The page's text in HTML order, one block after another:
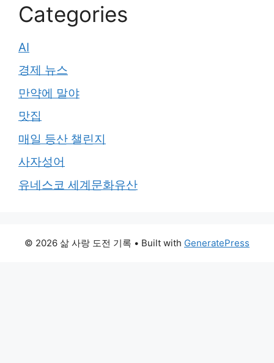
Categories
AI
경제 뉴스
만약에 말야
맛집
매일 등산 챌린지
사자성어
유네스코 세계문화유산
© 2026 삶 사랑 도전 기록 • Built with GeneratePress